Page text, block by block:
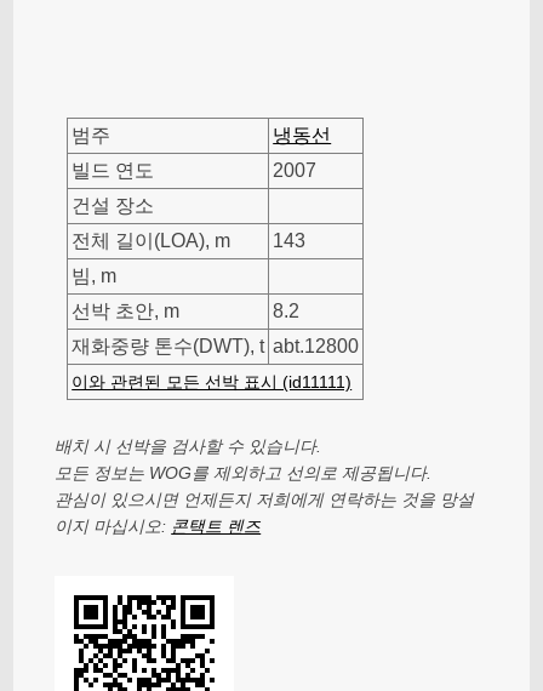
범주
냉동선
빌드 연도
2007
건설 장소
전체 길이(LOA), m
143
빔, m
선박 초안, m
8.2
재화중량 톤수(DWT), t abt.12800
이와 관련된 모든 선박 표시 (id11111)
배치 시 선박을 검사할 수 있습니다.
모든 정보는 WOG를 제외하고 선의로 제공됩니다.
관심이 있으시면 언제든지 저희에게 연락하는 것을 망설
이지 마십시오: 콘택트 렌즈